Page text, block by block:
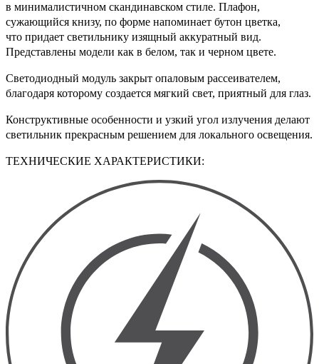
в минималистичном скандинавском стиле. Плафон,
сужающийся книзу, по форме напоминает бутон цветка,
что придает светильнику изящный аккуратный вид.
Представлены модели как в белом, так и черном цвете.
Светодиодный модуль закрыт опаловым рассеивателем,
благодаря которому создается мягкий свет, приятный для глаз.
Конструктивные особенности и узкий угол излучения делают
светильник прекрасным решением для локального освещения.
ТЕХНИЧЕСКИЕ ХАРАКТЕРИСТИКИ: